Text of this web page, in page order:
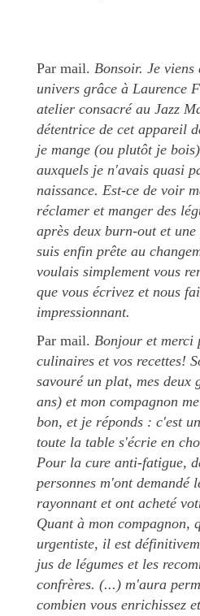
Par mail. Bonsoir. Je
univers grâce à Laurence
atelier consacré au Jazz
détentrice de cet appareil
je mange (ou plutôt je
auxquels je n'avais quasi
naissance. Est-ce de voir
réclamer et manger des
après deux burn-out et
suis enfin prête au
voulais simplement vous
que vous écrivez et nous
impressionnant.
Par mail. Bonjour et merci
culinaires et vos recettes!
savouré un plat, mes deux
ans) et mon compagnon
bon, et je réponds : c'est
toute la table s'écrie en
Pour la cure anti-fatigue,
personnes m'ont demandé
rayonnant et ont acheté
Quant à mon compagnon,
urgentiste, il est
jus de légumes et les
confrères. (...) m'aura
combien vous enrichissez